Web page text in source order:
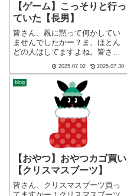
【ゲーム】こっそりと行っ
ていた【長男】
皆さん、親に黙って何かしてい
ませんでしたかー？ま、ほとん
どの人はしてますよね。皆さ
グ ショート バージョン（blog
short ver）こんばんわ、迷答座
布団ブログの運営をしているざ
ぶ(@meitou_zabu...
2025.07.02 2025.07.30
blog
【おやつ】おやつカゴ買い
【クリスマスブーツ】
皆さん、クリスマスブーツ買っ